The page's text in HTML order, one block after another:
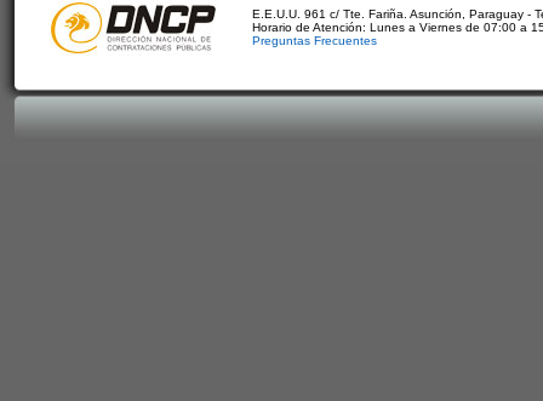
E.E.U.U. 961 c/ Tte. Fariña. Asunción, Paraguay -
Horario de Atención: Lunes a Viernes de 07:00 a
Preguntas Frecuentes